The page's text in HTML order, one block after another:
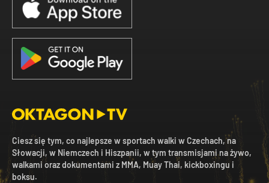
Ciesz się tym, co najlepsze w sportach walki w Czechach, na
Słowacji, w Niemczech i Hiszpanii, w tym transmisjami na żywo,
walkami oraz dokumentami z MMA, Muay Thai, kickboxingu i
boksu.